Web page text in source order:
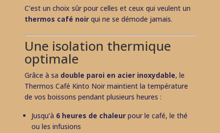
C’est un choix sûr pour celles et ceux qui veulent un
thermos café noir qui ne se démode jamais.
Une isolation thermique
optimale
Grâce à sa double paroi en acier inoxydable, le
Thermos Café Kinto Noir maintient la température
de vos boissons pendant plusieurs heures :
Jusqu’à 6 heures de chaleur pour le café, le thé
ou les infusions